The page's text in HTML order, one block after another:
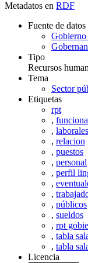
Metadatos en RDF
Fuente de datos
Gobierno
Tipo
Recursos
Tema
Sector
Etiquetas
rpt
,
, laborales
, relacion
, puestos
, personal
, perfil
,
,
, públicos
, sueldos
, rpt
, tabla
, tabla
Licencia